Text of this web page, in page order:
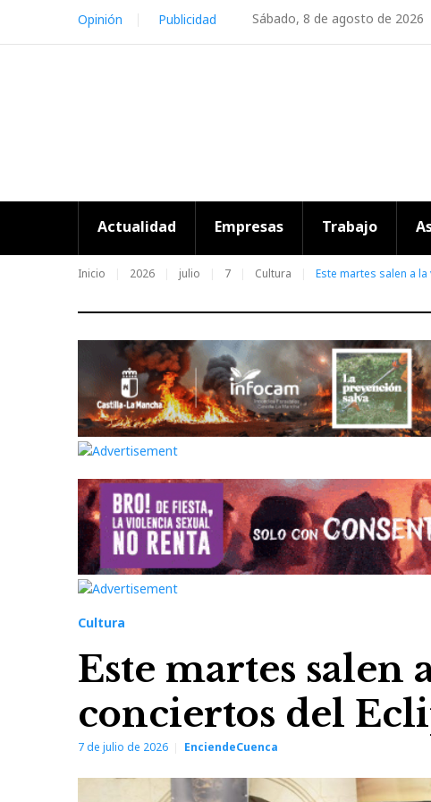
content
Sábado, 8 de agosto de 2026
Opinión Publicidad
Actualidad Empresas Trabajo
Inicio 2026 julio 7 Cultura Este martes salen a
Cultura
Este martes salen
conciertos del
7 de julio de 2026 EnciendeCuenca